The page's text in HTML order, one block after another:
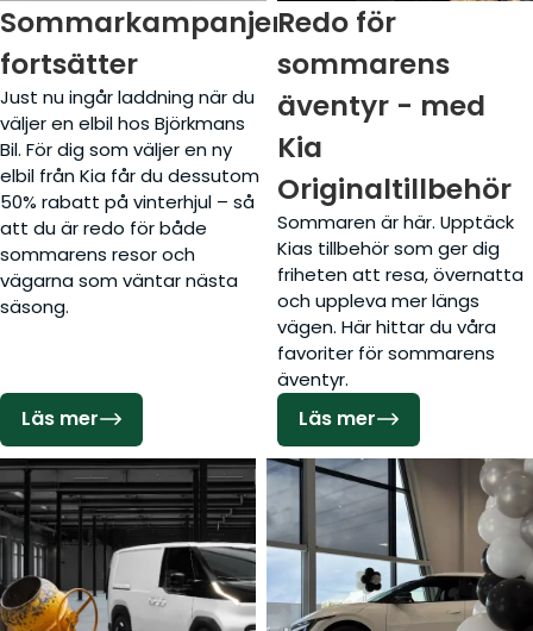
Sommarkampanjerna
fortsätter
Just nu ingår laddning när du
väljer en elbil hos Björkmans
Bil. För dig som väljer en ny
elbil från Kia får du dessutom
50% rabatt på vinterhjul – så
att du är redo för både
sommarens resor och
vägarna som väntar nästa
säsong.
Läs mer
Redo för
sommarens
äventyr - med
Kia
Originaltillbehör
Sommaren är här. Upptäck
Kias tillbehör som ger dig
friheten att resa, övernatta
och uppleva mer längs
vägen. Här hittar du våra
favoriter för sommarens
äventyr.
Läs mer